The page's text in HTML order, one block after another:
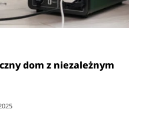
dom z niezależnym